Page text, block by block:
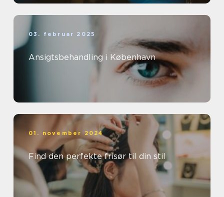
03. februar 2025
Ansigtsbehandling i København
01. november 2024
Find den perfekte frisør til din stil